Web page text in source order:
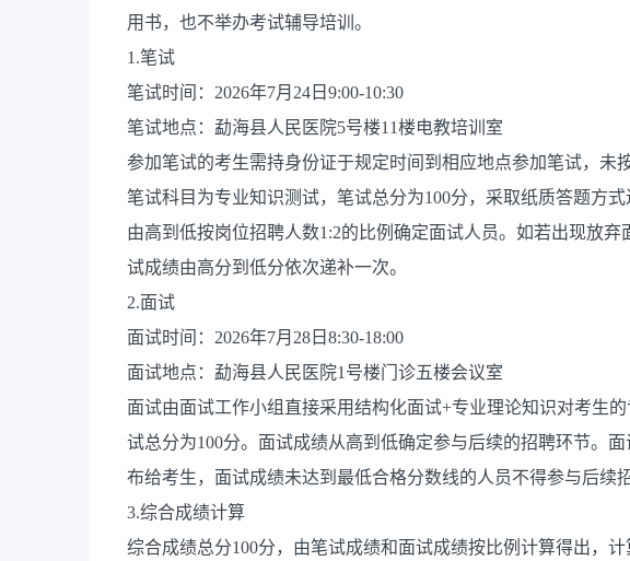
用书，也不举办考试辅导培训。
1.笔试
笔试时间：2026年7月24日9:00-10:30
笔试地点：勐海县人民医院5号楼11楼电教培训室
参加笔试的考生需持身份证于规定时间到相应地点参加笔试，未
笔试科目为专业知识测试，笔试总分为100分，采取纸质答题方
由高到低按岗位招聘人数1:2的比例确定面试人员。如若出现放
试成绩由高分到低分依次递补一次。
2.面试
面试时间：2026年7月28日8:30-18:00
面试地点：勐海县人民医院1号楼门诊五楼会议室
面试由面试工作小组直接采用结构化面试+专业理论知识对考生
试总分为100分。面试成绩从高到低确定参与后续的招聘环节。
布给考生，面试成绩未达到最低合格分数线的人员不得参与后续
3.综合成绩计算
综合成绩总分100分，由笔试成绩和面试成绩按比例计算得出，计